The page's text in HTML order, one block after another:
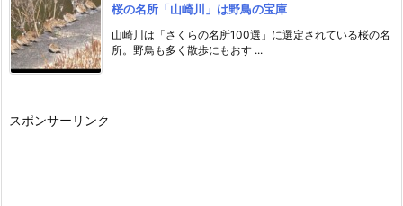
桜の名所「山崎川」は野鳥の宝庫
山崎川は「さくらの名所100選」に選定されている桜の名
所。野鳥も多く散歩にもおす ...
スポンサーリンク